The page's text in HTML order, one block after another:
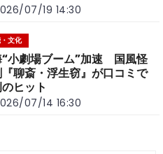
07/19 14:30
文化
“小劇場ブーム”加速 国風怪
聊斎・浮生窃』が口コミで
ヒット
07/14 16:30